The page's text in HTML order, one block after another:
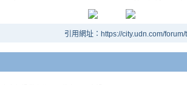
引用網址：https://city.udn.com/